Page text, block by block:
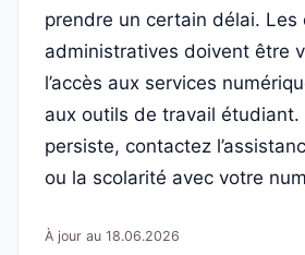
prendre un certain délai. Les
administratives doivent être
l’accès aux services
aux outils de travail étudiant.
persiste, contactez
ou la scolarité avec votre
À jour au 18.06.2026